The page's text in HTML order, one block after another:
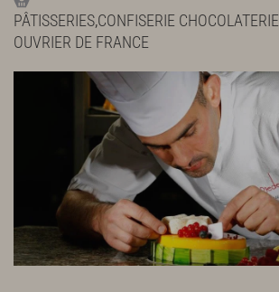
PÂTISSERIES,CONFISERIE CHOCOLATERIE
OUVRIER DE FRANCE